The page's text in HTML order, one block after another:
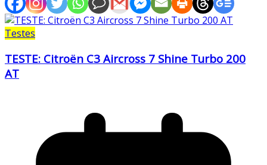
Testes
TESTE: Citroën C3 Aircross 7 Shine Turbo 200
AT